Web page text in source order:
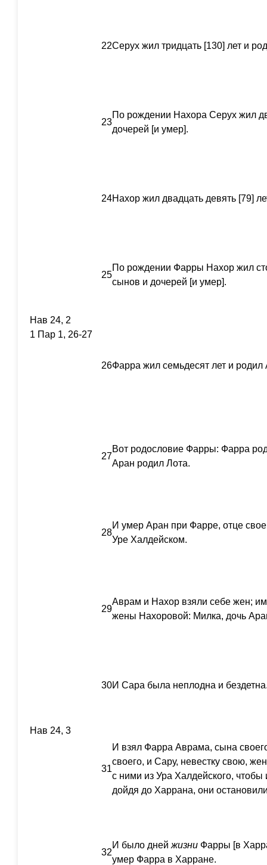
22Серух жил тридцать [130] лет и
23
По рождении Нахора Серух жил
дочерей [и умер].
24Нахор жил двадцать девять [79]
25
По рождении Фарры Нахор жил
сынов и дочерей [и умер].
Нав 24, 2
1 Пар 1, 26-27
26Фарра жил семьдесят лет и
27
Вот родословие Фарры: Фарра
Аран родил Лота.
28
И умер Аран при Фарре, отце
Уре Халдейском.
29
Аврам и Нахор взяли себе жен;
жены Нахоровой: Милка, дочь
30И Сара была неплодна и
Нав 24, 3
31
И взял Фарра Аврама, сына
своего, и Сару, невестку свою,
с ними из Ура Халдейского,
дойдя до Харрана, они
32
И было дней жизни Фарры [в
умер Фарра в Харране.